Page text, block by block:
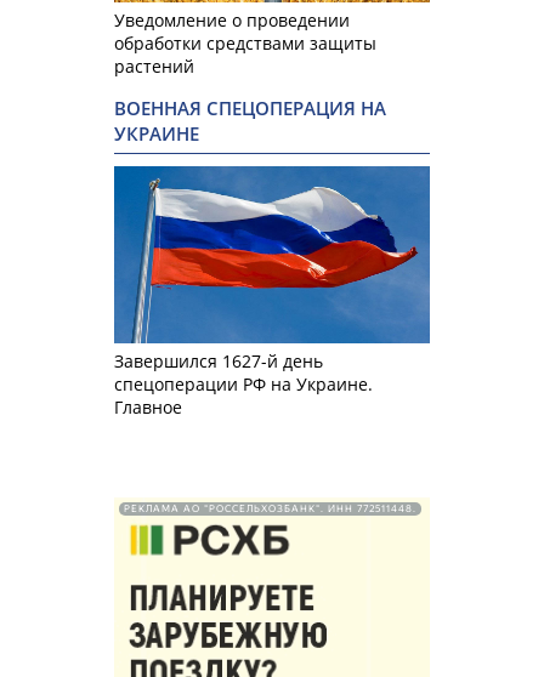
Уведомление о проведении
обработки средствами защиты
растений
ВОЕННАЯ СПЕЦОПЕРАЦИЯ НА
УКРАИНЕ
Завершился 1627-й день
спецоперации РФ на Украине.
Главное
РЕКЛАМА АО "РОССЕЛЬХОЗБАНК". ИНН 772511448.